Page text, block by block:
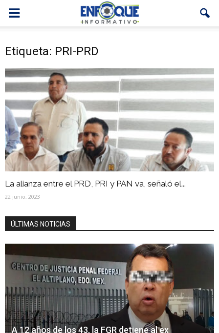
Etiqueta: PRI-PRD
La alianza entre el PRD, PRI y PAN va, señaló el...
22 junio, 2023
ÚLTIMAS NOTICIAS
A 12 años de los 43, la FGR detiene al ex